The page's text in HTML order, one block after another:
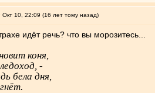
10, 22:09 (16 лет тому назад)
идёт речь? что вы морозитесь...
коня,
-
бела дня,